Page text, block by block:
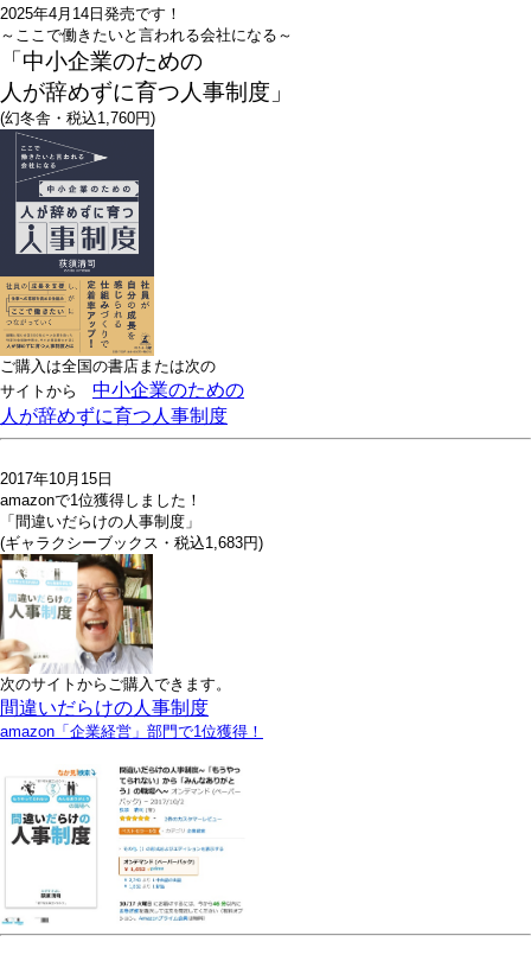
2025年4月14日発売です！
～ここで働きたいと言われる会社になる～
「中小企業のための
人が辞めずに育つ人事制度」
(幻冬舎・税込1,760円)
ご購入は全国の書店または次の
サイトから 中小企業のための
人が辞めずに育つ人事制度
2017年10月15日
amazonで1位獲得しました！
「間違いだらけの人事制度」
(ギャラクシーブックス・税込1,683円)
次のサイトからご購入できます。
間違いだらけの人事制度
amazon「企業経営」部門で1位獲得！